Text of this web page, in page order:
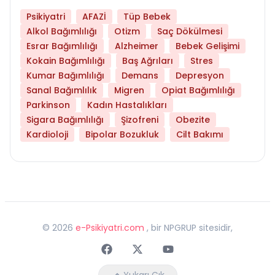
Psikiyatri AFAZİ
Tüp Bebek
Alkol Bağımlılığı
Otizm
Saç Dökülmesi
Esrar Bağımlılığı
Alzheimer
Bebek Gelişimi
Kokain Bağımlılığı
Baş Ağrıları
Stres
Kumar Bağımlılığı
Demans
Depresyon
Sanal Bağımlılık
Migren
Opiat Bağımlılığı
Parkinson
Kadın Hastalıkları
Sigara Bağımlılığı
Şizofreni
Obezite
Kardioloji
Bipolar Bozukluk Cilt Bakımı
© 2026 e-Psikiyatri.com , bir NPGRUP sitesidir,
FaceebokTwitterYoutube